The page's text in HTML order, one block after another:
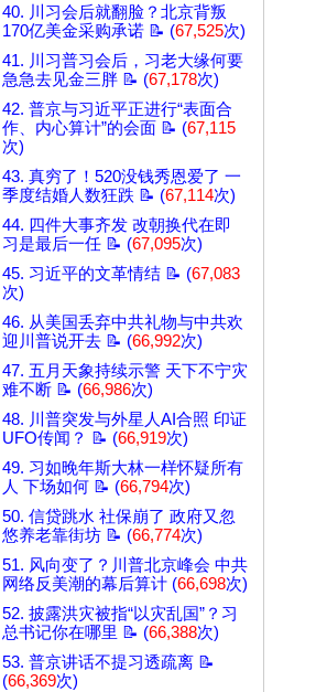
40. 川习会后就翻脸？北京背叛
170亿美金采购承诺 📝 (67,525次)
41. 川习普习会后，习老大缘何要
急急去见金三胖 📝 (67,178次)
42. 普京与习近平正进行“表面合
作、内心算计”的会面 📝 (67,115
次)
43. 真穷了！520没钱秀恩爱了 一
季度结婚人数狂跌 📝 (67,114次)
44. 四件大事齐发 改朝换代在即
习是最后一任 📝 (67,095次)
45. 习近平的文革情结 📝 (67,083
次)
46. 从美国丢弃中共礼物与中共欢
迎川普说开去 📝 (66,992次)
47. 五月天象持续示警 天下不宁灾
难不断 📝 (66,986次)
48. 川普突发与外星人AI合照 印证
UFO传闻？ 📝 (66,919次)
49. 习如晚年斯大林一样怀疑所有
人 下场如何 📝 (66,794次)
50. 信贷跳水 社保崩了 政府又忽
悠养老靠街坊 📝 (66,774次)
51. 风向变了？川普北京峰会 中共
网络反美潮的幕后算计 (66,698次)
52. 披露洪灾被指“以灾乱国”？习
总书记你在哪里 📝 (66,388次)
53. 普京讲话不提习透疏离 📝
(66,369次)